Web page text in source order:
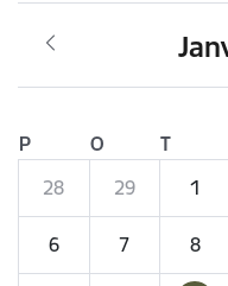
P O T
28
29 1
6 7 8